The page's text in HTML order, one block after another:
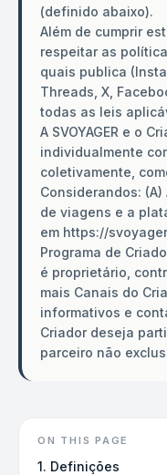
(definido abaixo).
Além de cumprir
respeitar as
quais publica
Threads, X,
todas as leis
A SVOYAGER e o
individualmente
coletivamente,
Considerandos: (A)
de viagens e a
em https://
Programa de
é proprietário,
mais Canais do
informativos e
Criador deseja
parceiro não
ON THIS PAGE
1. Definições